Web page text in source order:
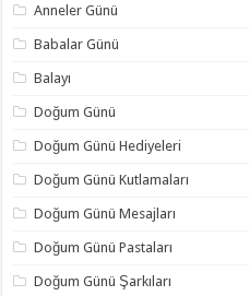
Anneler Günü
Babalar Günü
Balayı
Doğum Günü
Doğum Günü Hediyeleri
Doğum Günü Kutlamaları
Doğum Günü Mesajları
Doğum Günü Pastaları
Doğum Günü Şarkıları